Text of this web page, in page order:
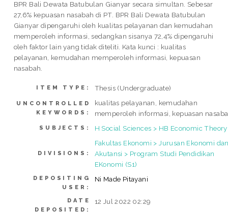
BPR Bali Dewata Batubulan Gianyar secara simultan. Sebesar
27,6% kepuasan nasabah di PT. BPR Bali Dewata Batubulan
Gianyar dipengaruhi oleh kualitas pelayanan dan kemudahan
memperoleh informasi, sedangkan sisanya 72,4% dipengaruhi
oleh faktor lain yang tidak diteliti. Kata kunci : kualitas
pelayanan, kemudahan memperoleh informasi, kepuasan
nasabah.
ITEM TYPE: Thesis (Undergraduate)
UNCONTROLLED
KEYWORDS:
kualitas pelayanan, kemudahan
memperoleh informasi, kepuasan
SUBJECTS: H Social Sciences > HB Economic Theory
DIVISIONS:
Fakultas Ekonomi > Jurusan Ekonomi
Akutansi > Program Studi Pendidikan
EKonomi (S1)
DEPOSITING
USER:
Ni Made Pitayani
DATE
DEPOSITED:
12 Jul 2022 02:29